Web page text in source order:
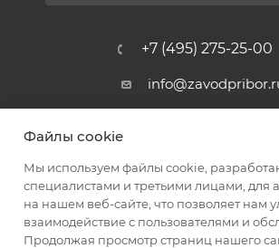
+7 (495) 275-25-00
2016-2026 © ЗаводПрибор -
Оферта
Конфиденциальность
Файлы cookie
Мы используем файлы cookie,
специалистами и третьими лицами, для
на нашем веб-сайте, что позволяет нам
взаимодействие с пользователями и
Продолжая просмотр страниц нашего